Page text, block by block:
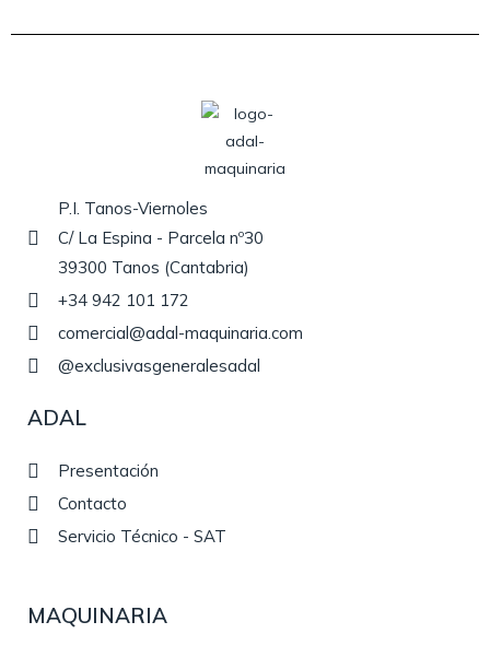
P.I. Tanos-Viernoles
C/ La Espina - Parcela nº30
39300 Tanos (Cantabria)
+34 942 101 172
comercial@adal-maquinaria.com
@exclusivasgeneralesadal
ADAL
Presentación
Contacto
Servicio Técnico - SAT
MAQUINARIA